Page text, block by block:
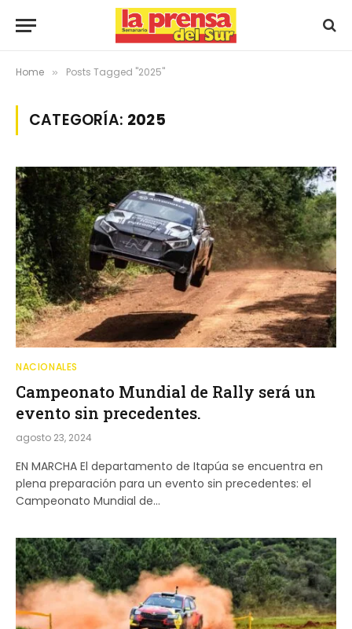
Home » Posts Tagged "2025"
CATEGORÍA: 2025
NACIONALES
Campeonato Mundial de Rally será un
evento sin precedentes.
agosto 23, 2024
EN MARCHA El departamento de Itapúa se encuentra en
plena preparación para un evento sin precedentes: el
Campeonato Mundial de…